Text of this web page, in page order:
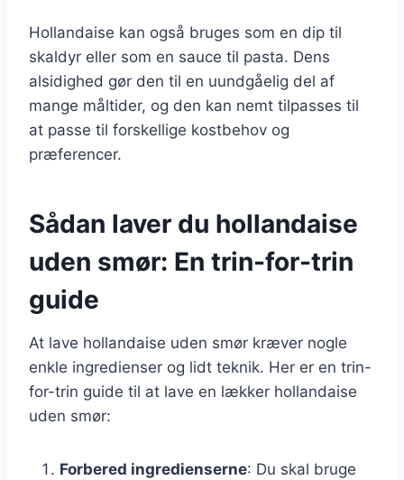
Hollandaise kan også bruges som en dip til
skaldyr eller som en sauce til pasta. Dens
alsidighed gør den til en uundgåelig del af
mange måltider, og den kan nemt tilpasses til
at passe til forskellige kostbehov og
præferencer.
Sådan laver du hollandaise
uden smør: En trin-for-trin
guide
At lave hollandaise uden smør kræver nogle
enkle ingredienser og lidt teknik. Her er en trin-
for-trin guide til at lave en lækker hollandaise
uden smør:
Forbered ingredienserne: Du skal bruge